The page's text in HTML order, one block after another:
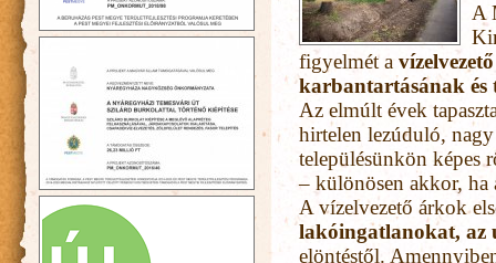
A
figyelmét a
karbantartásának és
Az elmúlt évek
hirtelen lezúduló,
településünkön
– különösen akkor,
A vízelvezető árkok
lakóingatlanokat, az
elöntéstől.